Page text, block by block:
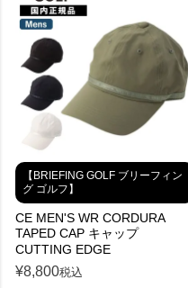
【BRIEFING GOLF ブリーフィン
グ ゴルフ】
CE MEN'S WR CORDURA
TAPED CAP キャップ
CUTTING EDGE
¥8,800税込